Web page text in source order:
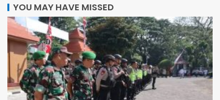
YOU MAY HAVE MISSED